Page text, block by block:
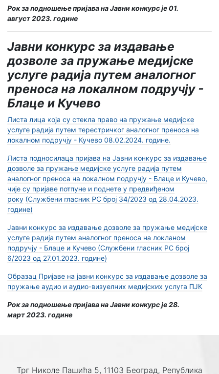
Рок за подношење пријава на Јавни конкурс је 01.
август 2023. године
Јавни конкурс за издавање
дозволе за пружање медијске
услуге радија путем аналогног
преноса на локалном подручју -
Блаце и Кучево
Листа лица која су стекла право на пружање медијске
услуге радија путем терестричког аналогног преноса на
локалном подручју - Кучево 08.02.2024. године.
Листа подносилаца пријава на Јавни конкурс за издавање
дозволе за пружање медијске услуге радија путем
аналогног преноса на локалном подручју - Блаце и Кучево,
чије су пријаве потпуне и поднете у предвиђеном
року (Службени гласник РС број 34/2023 од 28.04.2023.
године)
Јавни конкурс за издавање дозволе за пружање медијске
услуге радија путем аналогног преноса на локланом
подручју - Блаце и Кучево (Службени гласник РС број
6/2023 од 27.01.2023. године)
Образац Пријаве на јавни конкурс за издавање дозволe за
пружање аудио и аудио-визуелних медијских услуга ПЈК
Рок за подношење пријава на Јавни конкурс је 28.
март 2023. године
Трг Николе Пашића 5, 11103 Београд, Република